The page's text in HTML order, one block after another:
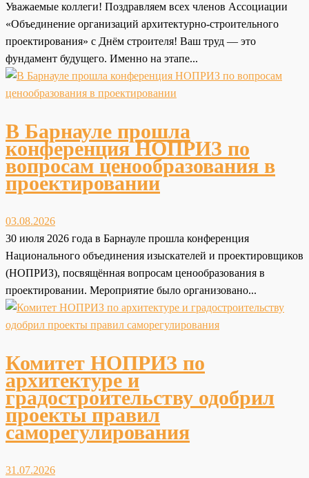
Уважаемые коллеги! Поздравляем всех членов Ассоциации
«Объединение организаций архитектурно-строительного
проектирования» с Днём строителя! Ваш труд — это
фундамент будущего. Именно на этапе...
В Барнауле прошла
конференция НОПРИЗ по
вопросам ценообразования в
проектировании
03.08.2026
30 июля 2026 года в Барнауле прошла конференция
Национального объединения изыскателей и проектировщиков
(НОПРИЗ), посвящённая вопросам ценообразования в
проектировании. Мероприятие было организовано...
Комитет НОПРИЗ по
архитектуре и
градостроительству одобрил
проекты правил
саморегулирования
31.07.2026